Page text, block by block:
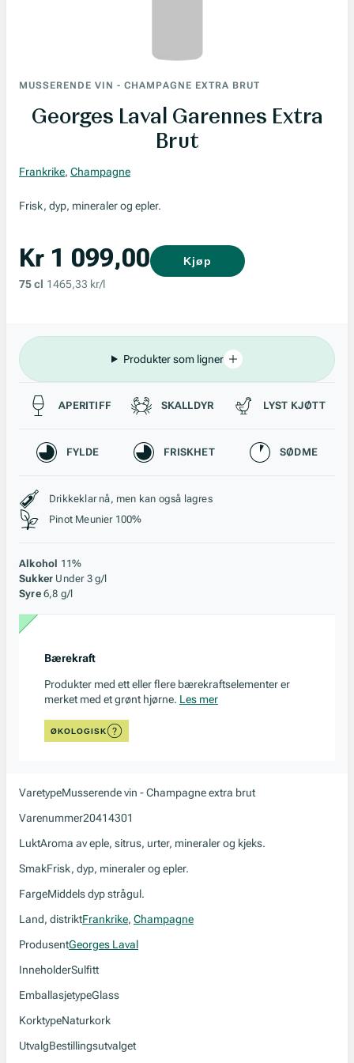
MUSSERENDE VIN - CHAMPAGNE EXTRA BRUT
Georges Laval Garennes Extra
Brut
Frankrike, Champagne
Frisk, dyp, mineraler og epler.
Kr 1 099,00
75 cl 1465,33 kr/l
Kjøp
Produkter som ligner
Passer til
APERITIFF SKALLDYR LYST KJØTT
Karakteristikk
FYLDE FRISKHET SØDME
Stil, lagring og råstoff
Drikkeklar nå, men kan også lagres
Pinot Meunier 100%
Alkohol 11%
Sukker Under 3 g/l
Syre 6,8 g/l
Bærekraft
Produkter med ett eller flere bærekraftselementer er
merket med et grønt hjørne. Les mer
ØKOLOGISK
VaretypeMusserende vin - Champagne extra brut
Varenummer20414301
LuktAroma av eple, sitrus, urter, mineraler og kjeks.
SmakFrisk, dyp, mineraler og epler.
FargeMiddels dyp strågul.
Land, distriktFrankrike, Champagne
ProdusentGeorges Laval
InneholderSulfitt
EmballasjetypeGlass
KorktypeNaturkork
UtvalgBestillingsutvalget